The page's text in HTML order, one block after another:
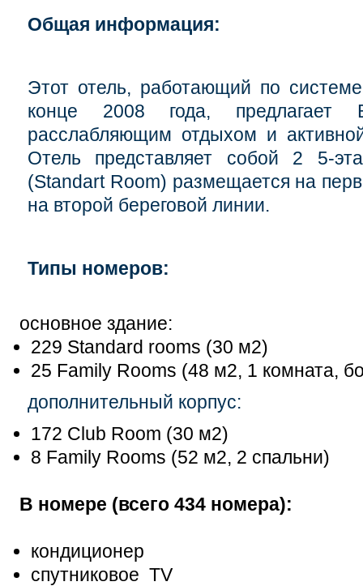
Общая информация:
Этот отель, работающий по
конце 2008 года,
расслабляющим отдыхом и
Отель представляет собой 2 5-
(Standart Room) размещается на
на второй береговой линии.
Типы номеров:
основное здание:
229 Standard rooms (30 м2)
25 Family Rooms (48 м2, 1 комната,
дополнительный корпус:
172 Club Room (30 м2)
8 Family Rooms (52 м2, 2 спальни)
В номере (всего 434 номера):
кондиционер
спутниковое TV